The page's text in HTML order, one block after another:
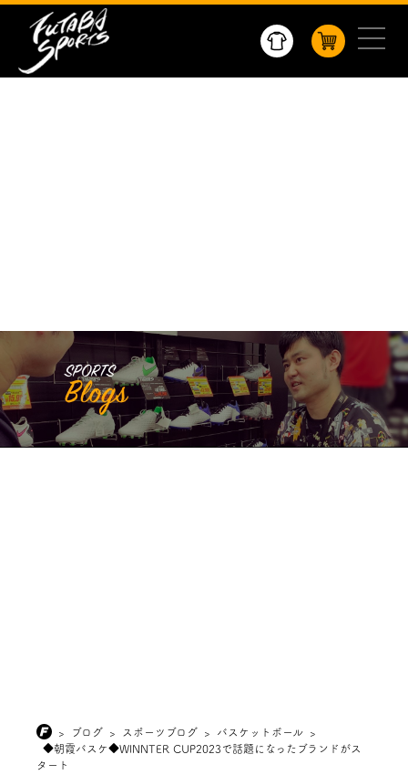
> ブログ > スポーツブログ > バスケットボール
>
◆朝霞バスケ◆WINNTER CUP2023で話題になったブランドがス
タート